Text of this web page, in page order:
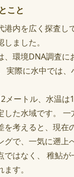
こと
港内を広く探査し
ました。
、環境DNA調査
実際に水中では
メートル、水温
した水域です。
を考えると、現
グで、一気に遡上
ではなく、 稚鮎
す。